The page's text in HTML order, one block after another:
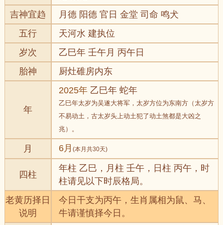
吉神宜趋
月德 阳德 官日 金堂 司命 鸣犬
五行
天河水 建执位
岁次
乙巳年 壬午月 丙午日
胎神
厨灶碓房内东
年
2025年 乙巳年 蛇年
乙巳年太岁为吴遂大将军，太岁方位为东南方（太岁方
不易动土，古太岁头上动土犯了动土煞都是大凶之
兆）。
月 6月(本月共30天)
四柱
年柱 乙巳，月柱 壬午，日柱 丙午，时
柱请见以下时辰格局。
老黄历择日
说明
今日干支为丙午，生肖属相为鼠、马、
牛请谨慎择今日。